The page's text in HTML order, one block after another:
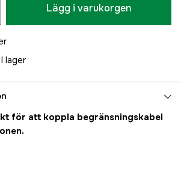
Lägg i varukorgen
I lager
för att koppla begränsningskabel